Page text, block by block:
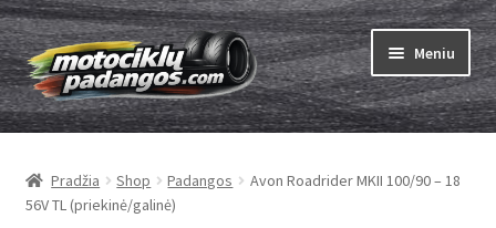
Pereiti
prie
meniu
Pereiti
prie
turinio
Meniu
Padangos
menu
Kameros
Pradžia Shop Padangos
Avon Roadrider MKII 100/90 – 18
56V TL (priekinė/galinė)